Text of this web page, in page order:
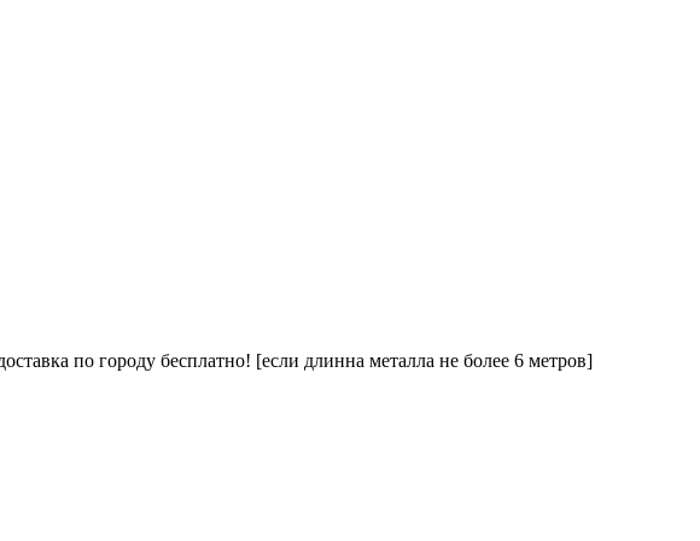
по городу бесплатно! [если длинна металла не более 6 метров]